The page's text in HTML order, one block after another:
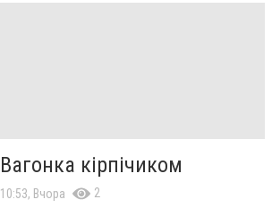
Вагонка кірпічиком
10:53, Вчора 2